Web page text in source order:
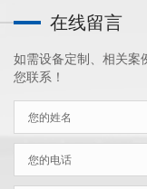
在线留言
如需设备定制、相关案
您联系！